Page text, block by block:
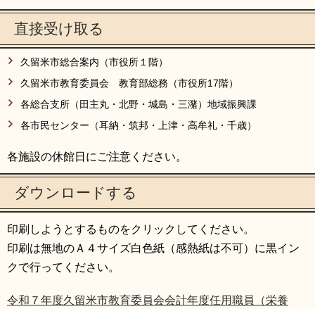
直接受け取る
久留米市総合案内（市役所１階）
久留米市教育委員会 教育部総務（市役所17階）
各総合支所（田主丸・北野・城島・三潴）地域振興課
各市民センター（耳納・筑邦・上津・高牟礼・千歳）
各施設の休館日にご注意ください。
ダウンロードする
印刷しようとするものをクリックしてください。
印刷は無地のＡ４サイズ白色紙（感熱紙は不可）に黒イン
クで行ってください。
令和７年度久留米市教育委員会会計年度任用職員（栄養